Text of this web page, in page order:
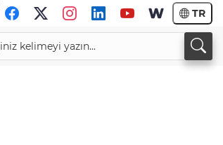
TR
34,0146